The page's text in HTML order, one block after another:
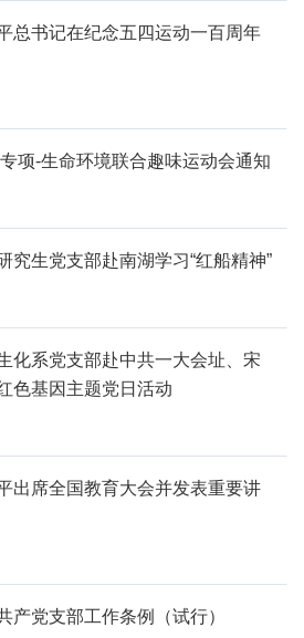
总书记在纪念五四运动一百周年
项-生命环境联合趣味运动会通知
究生党支部赴南湖学习“红船精神”
化系党支部赴中共一大会址、宋
色基因主题党日活动
出席全国教育大会并发表重要讲
产党支部工作条例（试行）